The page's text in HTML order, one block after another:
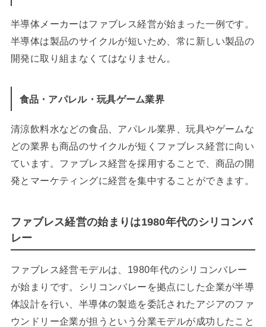
半導体メーカーはファブレス経営が始まった一例です。
半導体は製品のサイクルが短いため、常に新しい製品の
開発に取り組まなくてはなりません。
食品・アパレル・玩具ゲーム業界
清涼飲料水などの食品、アパレル業界、玩具やゲームな
どの業界も商品のサイクルが短くファブレス経営に向い
ています。ファブレス経営を採用することで、商品の開
発とマーケティングに経営を集中することができます。
ファブレス経営の始まりは1980年代のシリコンバ
レー
ファブレス経営モデルは、1980年代のシリコンバレー
が始まりです。シリコンバレーを拠点にした企業が半導
体設計を行い、半導体の製造を委託されたアジアのファ
ウンドリー企業が担うという分業モデルが成功したこと